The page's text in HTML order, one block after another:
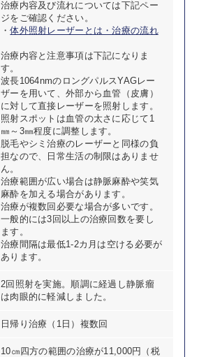
治療内容及び流れについては下記ペー
ジをご確認ください。
・体外照射レーザーとは・治療の流れ
治療内容と注意事項は下記になりま
す。
波長1064nmのロングパルスYAGレー
ザーを用いて、外部から血管（皮膚）
に対して直接レーザーを照射します。
照射スポットは血管の太さに応じて1
㎜～3㎜程度に調整します。
脱毛やシミ治療のレーザーと同様の負
担なので、日常生活の制限はありませ
ん。
治療範囲が広い場合は静脈麻酔や笑気
麻酔を加える場合があります。
治療が複数回必要な場合が多いです。
一般的には3回以上の治療回数を要し
ます。
治療間隔は最低1-2カ月は空ける必要が
あります。
2回照射を実施。順調に経過し静脈瘤
は肉眼的に軽減しました。
日帰り治療（1日）複数回
10㎝四方の範囲の治療が11,000円（税